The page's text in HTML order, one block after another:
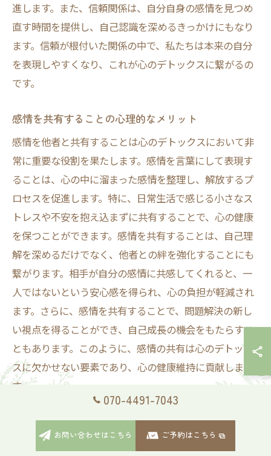
進します。また、信頼関係は、自分自身の感情を見つめ
直す時間を提供し、自己認識を深めるきっかけにもなり
ます。信頼が根付いた関係の中で、私たちは本来の自分
を表現しやすくなり、これが心のデトックスに繋がるの
です。
感情を共有することの心理的なメリット
感情を他者と共有することは心のデトックスにおいて非
常に重要な役割を果たします。感情を言葉にして表現す
ることは、心の中に溜まった感情を整理し、解放するプ
ロセスを促進します。特に、日常生活で感じる小さなス
トレスや不安を抱え込まずに共有することで、心の健康
を保つことができます。感情を共有することは、自己理
解を深めるだけでなく、他者との絆を強化することにも
繋がります。相手が自分の感情に共感してくれると、一
人ではないという安心感を得られ、心の負担が軽減され
ます。さらに、感情を共有することで、問題解決の新し
い視点を得ることができ、自己成長の機会をもたらすこ
ともあります。このように、感情の共有は心のデトック
スに欠かせない要素であり、心の健康維持に貢献しま
す。
信頼できる人とのコミュニケーションの重要性
デトックスによる心のリフレッシュには、信頼できる人
070-4491-7043
お問い合わせはこちら ご予約はこちら